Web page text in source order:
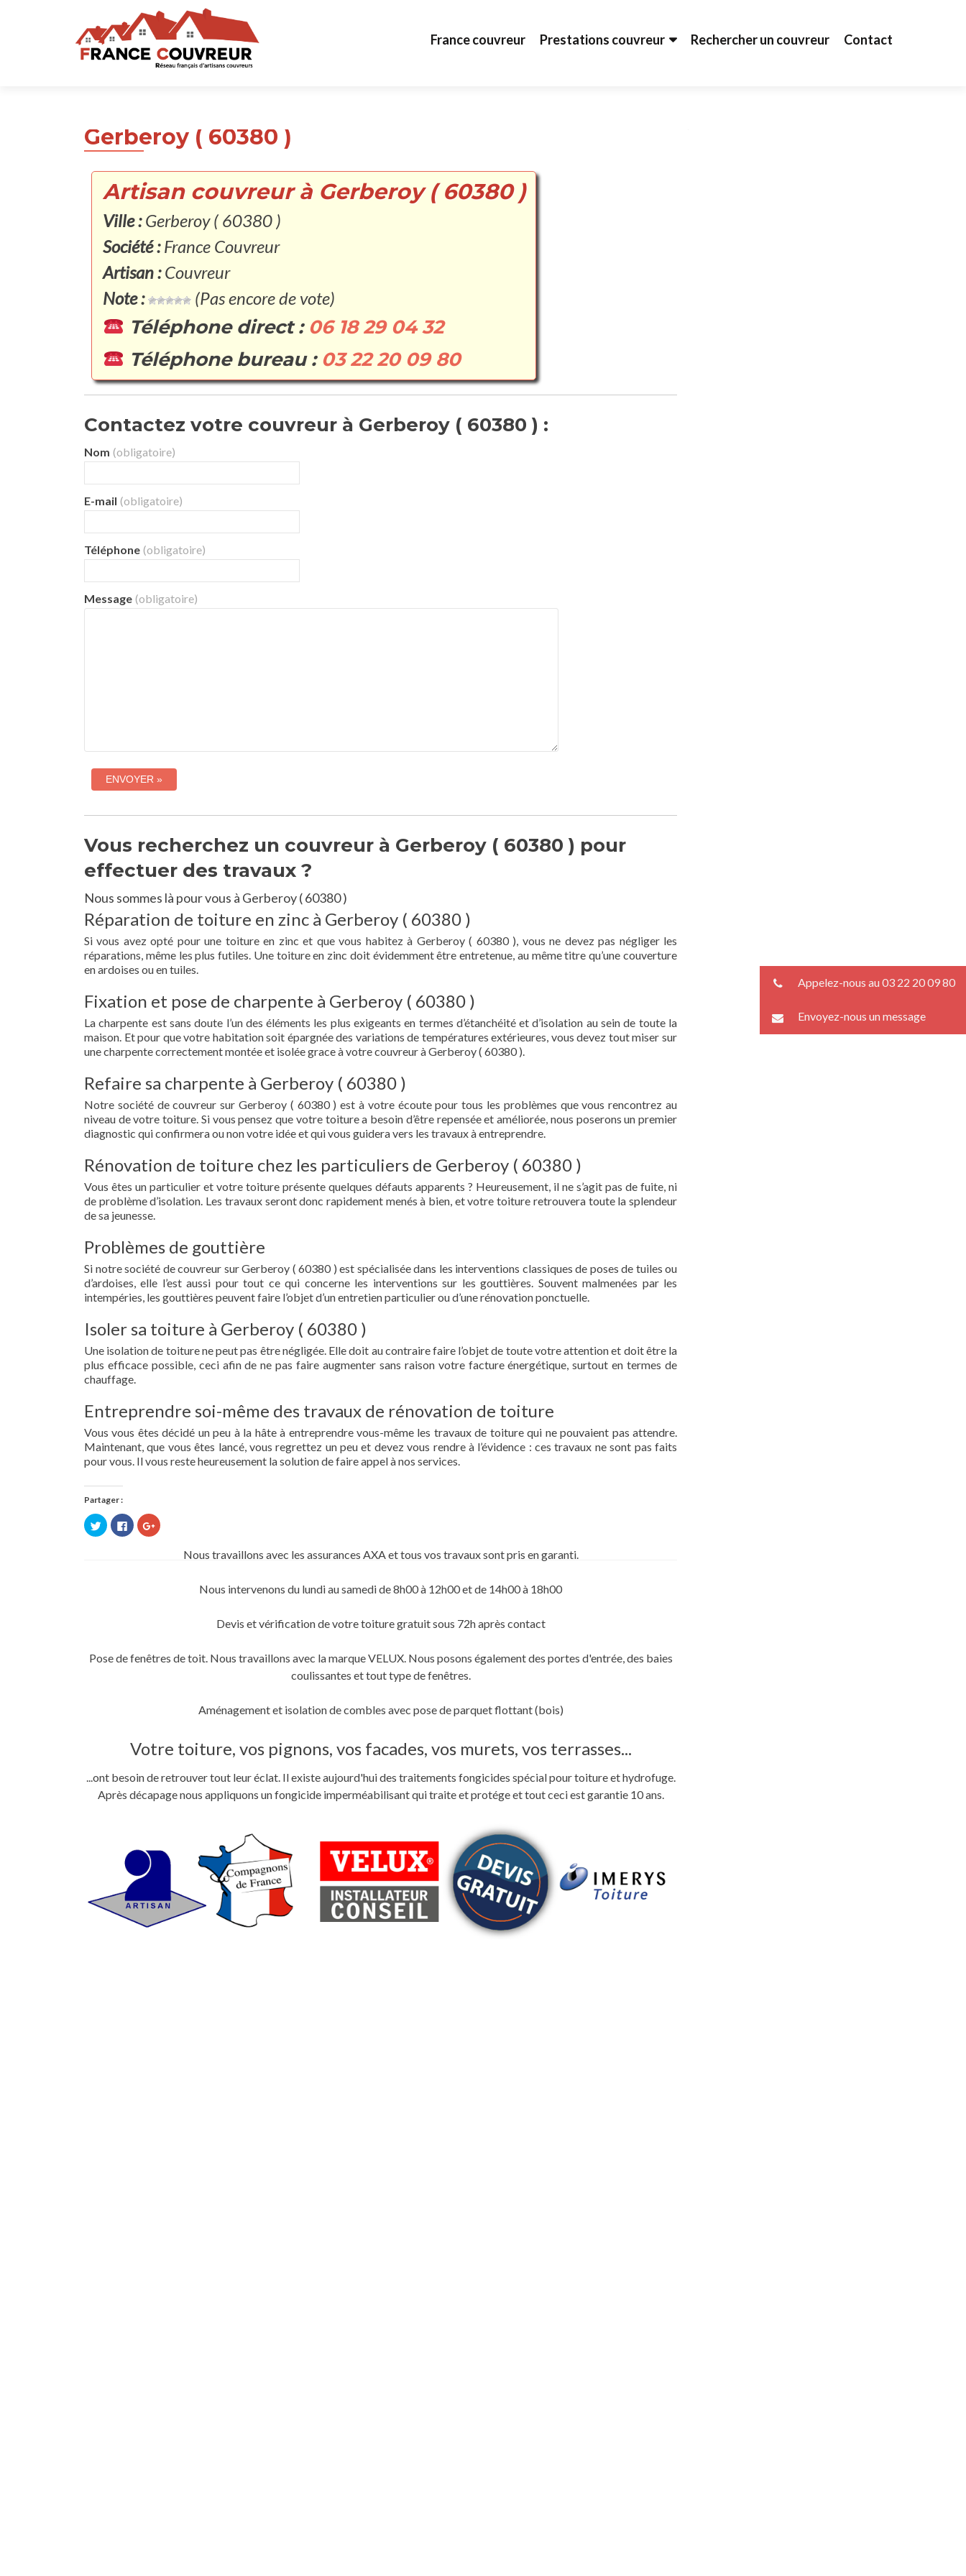
France couvreur Prestations couvreur Rechercher un couvreur Contact
Gerberoy ( 60380 )
Artisan couvreur à Gerberoy ( 60380 )
Ville :Gerberoy ( 60380 )
Société :France Couvreur
Artisan :Couvreur
Note :
(Pas encore de vote)
Téléphone direct : 06 18 29 04 32
Téléphone bureau : 03 22 20 09 80
Contactez votre couvreur à Gerberoy ( 60380 ) :
Nom (obligatoire)
E-mail (obligatoire)
Téléphone (obligatoire)
Message (obligatoire)
Vous recherchez un couvreur à Gerberoy ( 60380 ) pour
effectuer des travaux ?
Nous sommes là pour vous à Gerberoy ( 60380 )
Réparation de toiture en zinc à Gerberoy ( 60380 )
Si vous avez opté pour une toiture en zinc et que vous habitez à Gerberoy ( 60380 ), vous ne devez pas négliger les
réparations, même les plus futiles. Une toiture en zinc doit évidemment être entretenue, au même titre qu’une couverture
en ardoises ou en tuiles.
Fixation et pose de charpente à Gerberoy ( 60380 )
La charpente est sans doute l’un des éléments les plus exigeants en termes d’étanchéité et d’isolation au sein de toute la
maison. Et pour que votre habitation soit épargnée des variations de températures extérieures, vous devez tout miser sur
une charpente correctement montée et isolée grace à votre couvreur à Gerberoy ( 60380 ).
Refaire sa charpente à Gerberoy ( 60380 )
Notre société de couvreur sur Gerberoy ( 60380 ) est à votre écoute pour tous les problèmes que vous rencontrez au
niveau de votre toiture. Si vous pensez que votre toiture a besoin d’être repensée et améliorée, nous poserons un premier
diagnostic qui confirmera ou non votre idée et qui vous guidera vers les travaux à entreprendre.
Rénovation de toiture chez les particuliers de Gerberoy ( 60380 )
Vous êtes un particulier et votre toiture présente quelques défauts apparents ? Heureusement, il ne s’agit pas de fuite, ni
de problème d’isolation. Les travaux seront donc rapidement menés à bien, et votre toiture retrouvera toute la splendeur
de sa jeunesse.
Problèmes de gouttière
Si notre société de couvreur sur Gerberoy ( 60380 ) est spécialisée dans les interventions classiques de poses de tuiles ou
d’ardoises, elle l’est aussi pour tout ce qui concerne les interventions sur les gouttières. Souvent malmenées par les
intempéries, les gouttières peuvent faire l’objet d’un entretien particulier ou d’une rénovation ponctuelle.
Isoler sa toiture à Gerberoy ( 60380 )
Une isolation de toiture ne peut pas être négligée. Elle doit au contraire faire l’objet de toute votre attention et doit être la
plus efficace possible, ceci afin de ne pas faire augmenter sans raison votre facture énergétique, surtout en termes de
chauffage.
Entreprendre soi-même des travaux de rénovation de toiture
Vous vous êtes décidé un peu à la hâte à entreprendre vous-même les travaux de toiture qui ne pouvaient pas attendre.
Maintenant, que vous êtes lancé, vous regrettez un peu et devez vous rendre à l’évidence : ces travaux ne sont pas faits
pour vous. Il vous reste heureusement la solution de faire appel à nos services.
Partager :
Cliquez
pour
partager
Cliquez
pour
partager
Facebook(ouvre
Cliquez
pour
Google+Nous travaillons avec les assurances AXA et tous vos travaux sont pris en garanti.
Nous intervenons du lundi au samedi de 8h00 à 12h00 et de 14h00 à 18h00
Devis et vérification de votre toiture gratuit sous 72h après contact
Pose de fenêtres de toit. Nous travaillons avec la marque VELUX. Nous posons également des portes d'entrée, des baies
coulissantes et tout type de fenêtres.
Aménagement et isolation de combles avec pose de parquet flottant (bois)
Votre toiture, vos pignons, vos facades, vos murets, vos terrasses...
...ont besoin de retrouver tout leur éclat. Il existe aujourd'hui des traitements fongicides spécial pour toiture et hydrofuge.
Après décapage nous appliquons un fongicide imperméabilisant qui traite et protége et tout ceci est garantie 10 ans.
Appelez-nous au 03 22 20 09 80
Envoyez-nous un message